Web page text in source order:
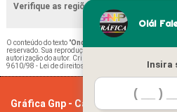
Verifique as regiões que atendemos
O conteúdo do texto "Onde Comprar Calendário
reservado. Sua reprodução, parcial ou total, mesmo
autorização do autor. Crime de violação de direito
9610/98 - Lei de direitos autorais
Gráfica Gnp - Cartão de visita
Olá!
Insira